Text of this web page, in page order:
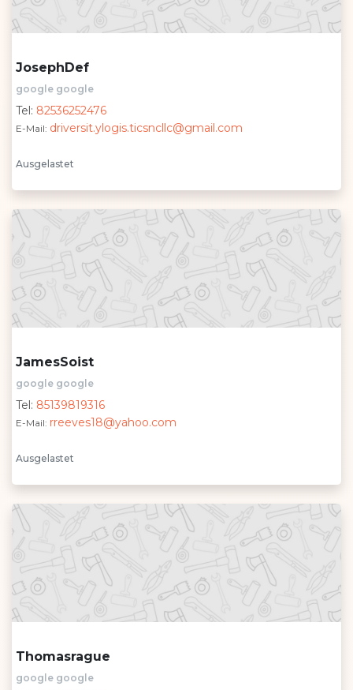
JosephDef
google google
Tel: 82536252476
E-Mail: driversit.ylogis.ticsncllc@gmail.com
Ausgelastet
JamesSoist
google google
Tel: 85139819316
E-Mail: rreeves18@yahoo.com
Ausgelastet
Thomasrague
google google